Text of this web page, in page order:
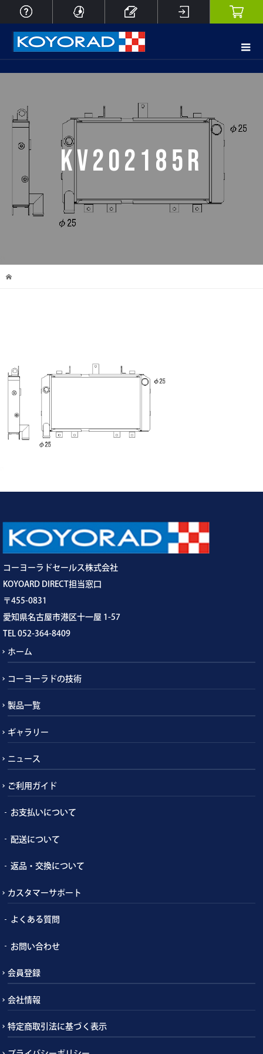
KV202185R
コーヨーラドセールス株式会社
KOYOARD DIRECT担当窓口
〒455-0831
愛知県名古屋市港区十一屋 1-57
TEL 052-364-8409
ホーム
コーヨーラドの技術
製品一覧
ギャラリー
ニュース
ご利用ガイド
お支払いについて
配送について
返品・交換について
カスタマーサポート
よくある質問
お問い合わせ
会員登録
会社情報
特定商取引法に基づく表示